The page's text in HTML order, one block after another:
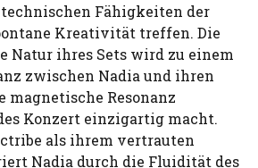
Fähigkeiten der
Kreativität treffen. Die
Natur ihres Sets wird zu einem
zwischen Nadia und ihren
magnetische Resonanz
Konzert einzigartig macht.
als ihrem vertrauten
Nadia durch die Fluidität des